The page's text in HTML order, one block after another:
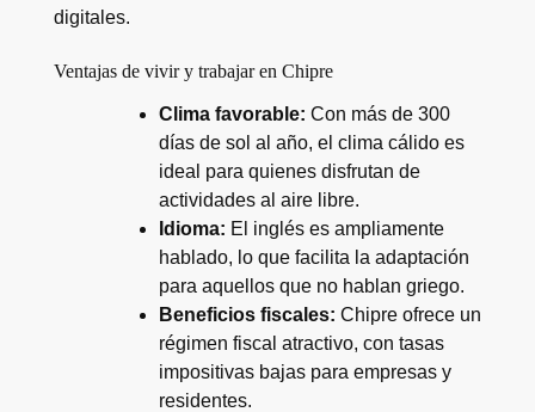
digitales.
Ventajas de vivir y trabajar en Chipre
Clima favorable: Con más de 300
días de sol al año, el clima cálido es
ideal para quienes disfrutan de
actividades al aire libre.
Idioma: El inglés es ampliamente
hablado, lo que facilita la adaptación
para aquellos que no hablan griego.
Beneficios fiscales: Chipre ofrece un
régimen fiscal atractivo, con tasas
impositivas bajas para empresas y
residentes.